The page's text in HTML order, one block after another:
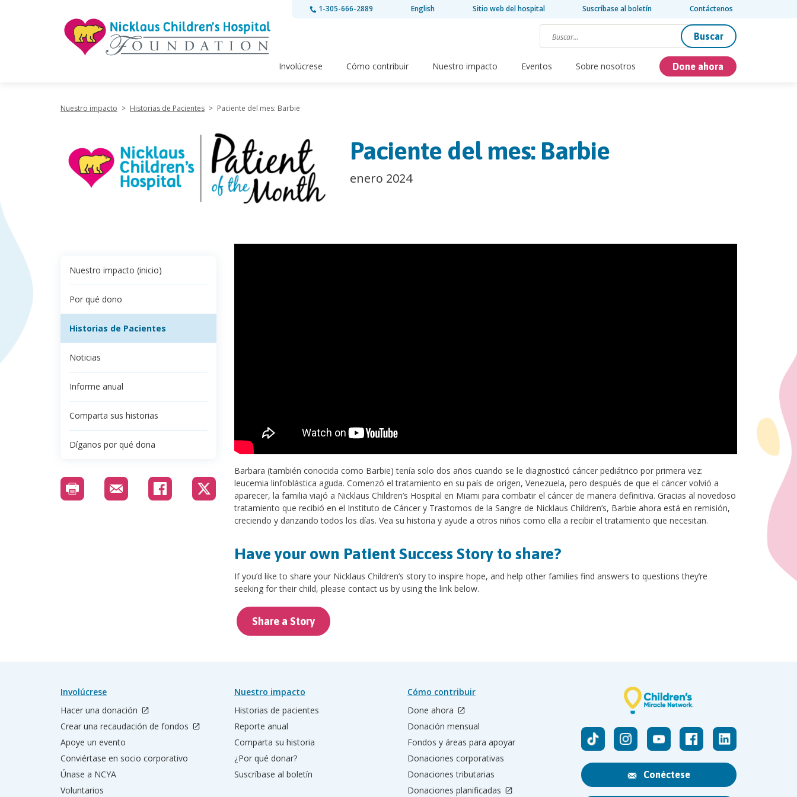
1-305-666-2889 English Sitio web del hospital Suscríbase al boletín Contáctenos
Buscar
Involúcrese Cómo contribuir Nuestro impacto Eventos Sobre nosotros Done ahora
Nuestro impacto > Historias de Pacientes > Paciente del mes: Barbie
Paciente del mes: Barbie
enero 2024
Nuestro impacto (inicio)
Por qué dono
Historias de Pacientes
Noticias
Informe anual
Comparta sus historias
Díganos por qué dona
Barbara (también conocida como Barbie) tenía solo dos años cuando se le diagnosticó cáncer pediátrico por primera vez:
leucemia linfoblástica aguda. Comenzó el tratamiento en su país de origen, Venezuela, pero después de que el cáncer volvió a
aparecer, la familia viajó a Nicklaus Children’s Hospital en Miami para combatir el cáncer de manera definitiva. Gracias al novedoso
tratamiento que recibió en el Instituto de Cáncer y Trastornos de la Sangre de Nicklaus Children’s, Barbie ahora está en remisión,
creciendo y danzando todos los días. Vea su historia y ayude a otros niños como ella a recibir el tratamiento que necesitan.
Have your own Patient Success Story to share?
If you’d like to share your Nicklaus Children’s story to inspire hope, and help other families find answers to questions they’re
seeking for their child, please contact us by using the link below.
Share a Story
Conéctese
Involúcrese
Hacer una donación
Crear una recaudación de fondos
Apoye un evento
Conviértase en socio corporativo
Únase a NCYA
Voluntarios
Nuestro impacto
Historias de pacientes
Reporte anual
Comparta su historia
¿Por qué donar?
Suscríbase al boletín
Cómo contribuir
Done ahora
Donación mensual
Fondos y áreas para apoyar
Donaciones corporativas
Donaciones tributarias
Donaciones planificadas